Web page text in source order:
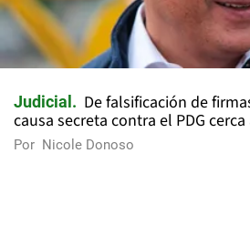
Judicial
De falsificación de
causa secreta contra el PDG
Por Nicole Donoso